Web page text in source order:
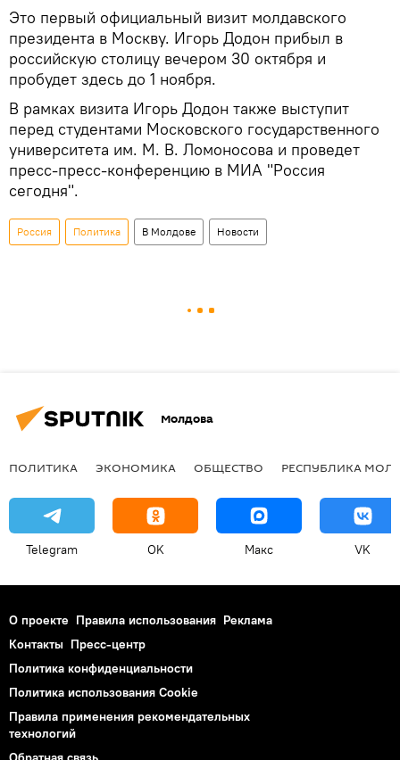
Это первый официальный визит молдавского
президента в Москву. Игорь Додон прибыл в
российскую столицу вечером 30 октября и
пробудет здесь до 1 ноября.
В рамках визита Игорь Додон также выступит
перед студентами Московского государственного
университета им. М. В. Ломоносова и проведет
пресс-пресс-конференцию в МИА "Россия
сегодня".
Россия Политика В Молдове Новости
Молдова
ПОЛИТИКА ЭКОНОМИКА ОБЩЕСТВО РЕСПУБЛИКА
Telegram OK Макс VK
О проекте Правила использования Реклама
Контакты Пресс-центр
Политика конфиденциальности
Политика использования Cookie
Правила применения рекомендательных
технологий